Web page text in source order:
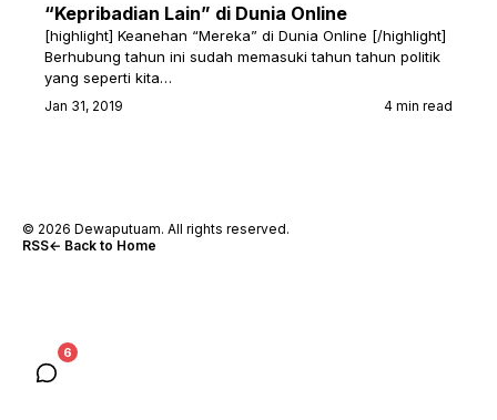
“Kepribadian Lain” di Dunia Online
[highlight] Keanehan “Mereka” di Dunia Online [/highlight]
Berhubung tahun ini sudah memasuki tahun tahun politik
yang seperti kita…
Jan 31, 2019 4 min read
© 2026 Dewaputuam. All rights reserved.
RSS← Back to Home
6